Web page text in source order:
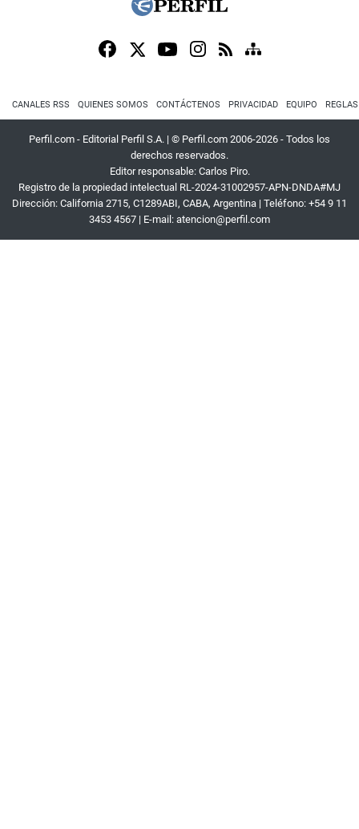
CANALES RSS QUIENES SOMOS CONTÁCTENOS PRIVACIDAD EQUIPO
Perfil.com - Editorial Perfil S.A. | © Perfil.com 2006-2026 - Todos los
derechos reservados.
Editor responsable: Carlos Piro.
Registro de la propiedad intelectual RL-2024-31002957-APN-DNDA#MJ
Dirección: California 2715, C1289ABI, CABA, Argentina | Teléfono: +54 9 11
3453 4567 | E-mail: atencion@perfil.com